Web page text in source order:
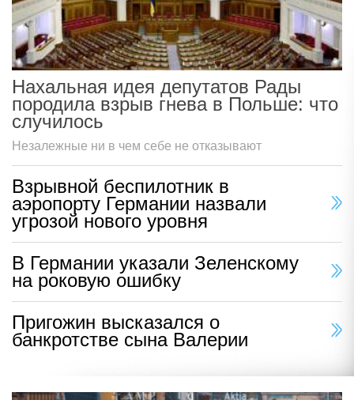
Нахальная идея депутатов Рады
породила взрыв гнева в Польше: что
случилось
Незалежные ни в чем себе не отказывают
Взрывной беспилотник в
аэропорту Германии назвали
угрозой нового уровня
В Германии указали Зеленскому
на роковую ошибку
Пригожин высказался о
банкротстве сына Валерии